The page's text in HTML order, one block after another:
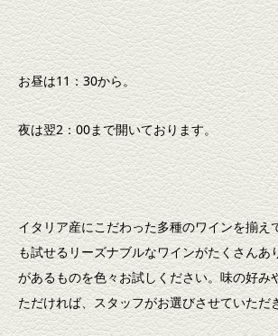
お昼は11：30から。
夜は翌2：00まで開いております。
イタリア産にこだわった多種のワインを揃え
も試せるリーズナブルなワインがたくさんあ
があるものを色々お試しください。味の好み
ただければ、スタッフがお選びさせていただ